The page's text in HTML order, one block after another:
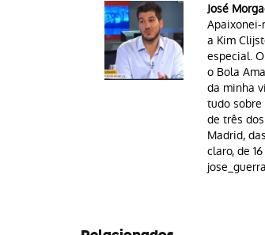
José
Apaixonei-
a Kim
especial.
o Bola
da minha
tudo sobre
de três
Madrid,
claro, de